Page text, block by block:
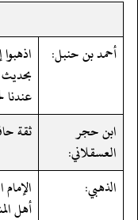
أحمد بن حنبل:
بحديث
عندنا
ابن حجر
العسقلاني:
ثقة
الذهبي:
أهل